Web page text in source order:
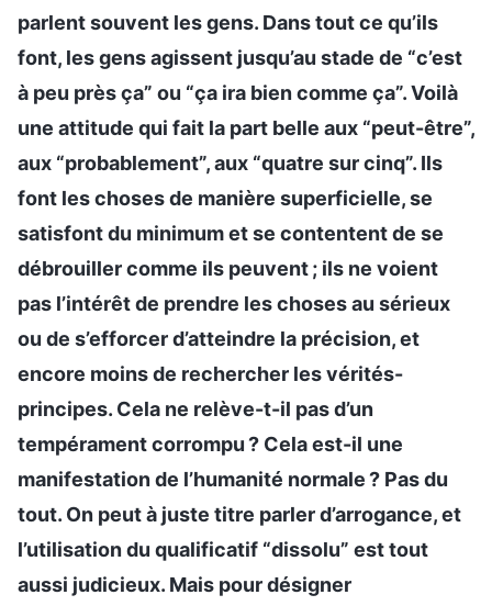
parlent souvent les gens. Dans tout ce qu’ils
font, les gens agissent jusqu’au stade de “c’est
à peu près ça” ou “ça ira bien comme ça”. Voilà
une attitude qui fait la part belle aux “peut-être”,
aux “probablement”, aux “quatre sur cinq”. Ils
font les choses de manière superficielle, se
satisfont du minimum et se contentent de se
débrouiller comme ils peuvent ; ils ne voient
pas l’intérêt de prendre les choses au sérieux
ou de s’efforcer d’atteindre la précision, et
encore moins de rechercher les vérités-
principes. Cela ne relève-t-il pas d’un
tempérament corrompu ? Cela est-il une
manifestation de l’humanité normale ? Pas du
tout. On peut à juste titre parler d’arrogance, et
l’utilisation du qualificatif “dissolu” est tout
aussi judicieux. Mais pour désigner